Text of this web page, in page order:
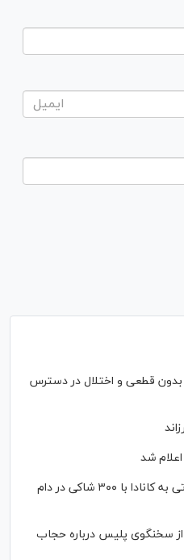
بدون قطعی و اختلال در دسترس
شد
مدیر کلاهبردار شرکت مهاجرتی به کانادا با ۳۰۰ شاکی در دام
از سخنگوی پلیس درباره حجاب